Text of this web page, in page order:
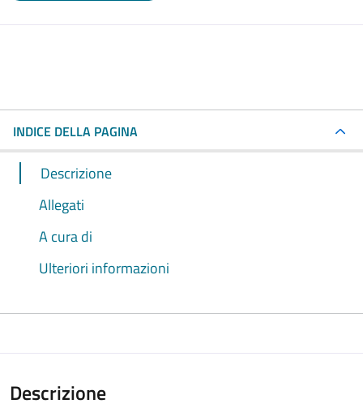
INDICE DELLA PAGINA
Descrizione
Allegati
A cura di
Ulteriori informazioni
Descrizione